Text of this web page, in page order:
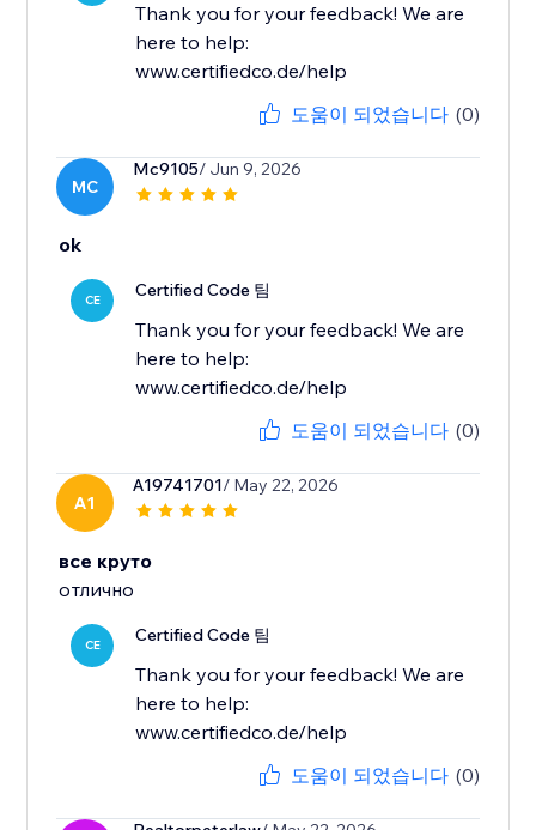
Thank you for your feedback! We are
here to help:
www.certifiedco.de/help
도움이 되었습니다 (0)
MC
Mc9105/ Jun 9, 2026
ok
CE Certified Code 팀
Thank you for your feedback! We are
here to help:
www.certifiedco.de/help
도움이 되었습니다 (0)
A1
A19741701/ May 22, 2026
все круто
отлично
CE Certified Code 팀
Thank you for your feedback! We are
here to help:
www.certifiedco.de/help
도움이 되었습니다 (0)